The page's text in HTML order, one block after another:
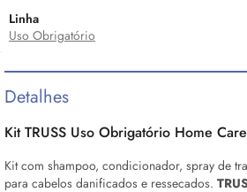
Linha
Uso Obrigatório
Detalhes
Kit TRUSS Uso Obrigatório Home
Kit com shampoo, condicionador, spray de
para cabelos danificados e ressecados.